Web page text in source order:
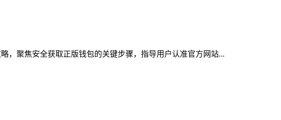
，聚焦安全获取正版钱包的关键步骤，指导用户认准官方网站...